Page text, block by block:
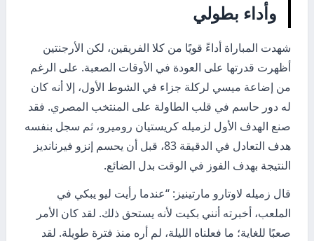
وأداء بطولي
شهدت المباراة أداءً قويًا من كلا الفريقين، لكن الأرجنتين
أظهرت قدرتها على العودة في الأوقات الصعبة. على الرغم
من إضاعة ميسي لركلة جزاء في الشوط الأول، إلا أنه كان
له دور حاسم في قلب الطاولة على المنتخب المصري. فقد
صنع الهدف الأول لزميله كريستيان روميرو، ثم سجل بنفسه
هدف التعادل في الدقيقة 83، قبل أن يحسم إنزو فيرنانديز
النتيجة بهدف الفوز في الوقت بدل الضائع.
قال زميله لاوتارو مارتينيز: “عندما رأيت ليو يبكي في
الملعب، أخبرته أنني بكيت لأنه يستحق ذلك. لقد كان الأمر
صعبًا للغاية؛ ما فعلناه الليلة، لم أره منذ فترة طويلة. لقد